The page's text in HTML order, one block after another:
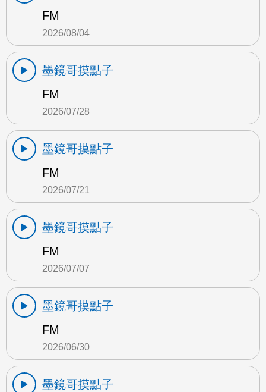
FM
2026/08/04
墨鏡哥摸點子
FM
2026/07/28
墨鏡哥摸點子
FM
2026/07/21
墨鏡哥摸點子
FM
2026/07/07
墨鏡哥摸點子
FM
2026/06/30
墨鏡哥摸點子